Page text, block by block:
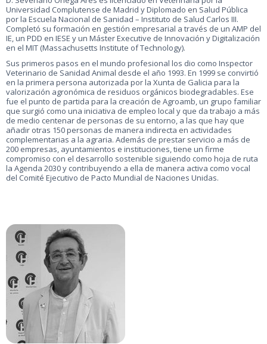
Universidad Complutense de Madrid y Diplomado en Salud Pública
por la Escuela Nacional de Sanidad – Instituto de Salud Carlos III.
Completó su formación en gestión empresarial a través de un AMP del
IE, un PDD en IESE y un Máster Executive de Innovación y Digitalización
en el MIT (Massachusetts Institute of Technology).
Sus primeros pasos en el mundo profesional los dio como Inspector
Veterinario de Sanidad Animal desde el año 1993. En 1999 se convirtió
en la primera persona autorizada por la Xunta de Galicia para la
valorización agronómica de residuos orgánicos biodegradables. Ese
fue el punto de partida para la creación de Agroamb, un grupo familiar
que surgió como una iniciativa de empleo local y que da trabajo a más
de medio centenar de personas de su entorno, a las que hay que
añadir otras 150 personas de manera indirecta en actividades
complementarias a la agraria. Además de prestar servicio a más de
200 empresas, ayuntamientos e instituciones, tiene un firme
compromiso con el desarrollo sostenible siguiendo como hoja de ruta
la Agenda 2030 y contribuyendo a ella de manera activa como vocal
del Comité Ejecutivo de Pacto Mundial de Naciones Unidas.